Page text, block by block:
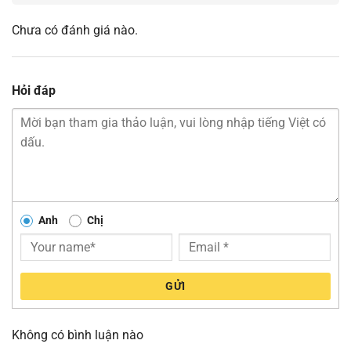
Chưa có đánh giá nào.
Hỏi đáp
Anh Chị
GỬI
Không có bình luận nào